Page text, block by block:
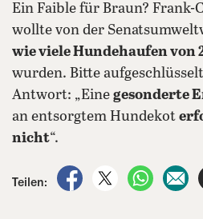
Ein Faible für Braun? Frank-
wollte von der
wie viele Hundehaufen von
wurden. Bitte
Antwort: „Eine gesonderte
an entsorgtem Hundekot
nicht“.
Teilen:
auf Facebook teilen
auf X teilen
per